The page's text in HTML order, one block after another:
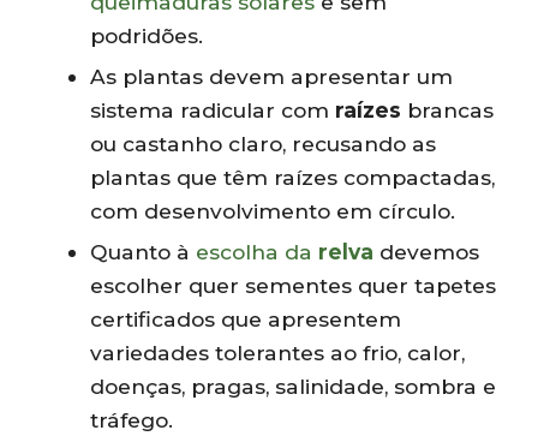
podridões.
As plantas devem apresentar um
sistema radicular com raízes brancas
ou castanho claro, recusando as
plantas que têm raízes compactadas,
com desenvolvimento em círculo.
Quanto à escolha da relva devemos
escolher quer sementes quer tapetes
certificados que apresentem
variedades tolerantes ao frio, calor,
doenças, pragas, salinidade, sombra e
tráfego.